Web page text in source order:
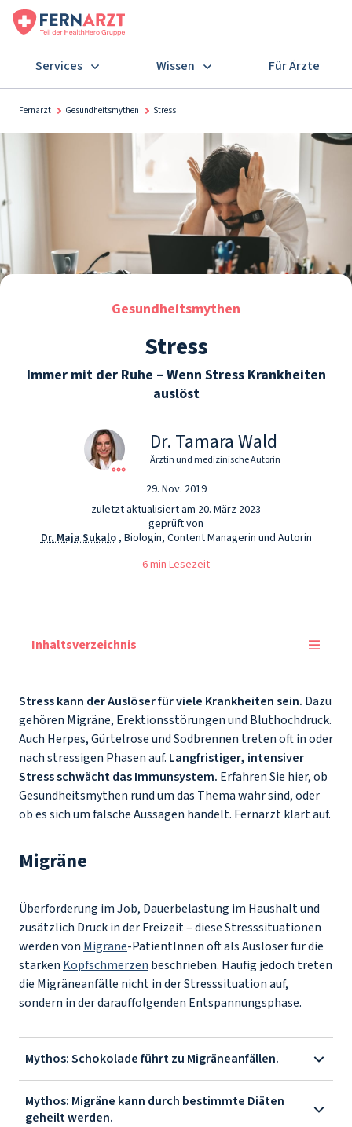
Services Wissen Für Ärzte
Fernarzt Gesundheitsmythen Stress
Gesundheitsmythen
Stress
Immer mit der Ruhe – Wenn Stress Krankheiten
auslöst
Dr. Tamara Wald
Ärztin und medizinische Autorin
29. Nov. 2019
zuletzt aktualisiert am 20. März 2023
geprüft von
Dr. Maja Sukalo, Biologin, Content Managerin und Autorin
6 min Lesezeit
Inhaltsverzeichnis
Stress kann der Auslöser für viele Krankheiten sein. Dazu
gehören Migräne, Erektionsstörungen und Bluthochdruck.
Auch Herpes, Gürtelrose und Sodbrennen treten oft in oder
nach stressigen Phasen auf. Langfristiger, intensiver
Stress schwächt das Immunsystem. Erfahren Sie hier, ob
Gesundheitsmythen rund um das Thema wahr sind, oder
ob es sich um falsche Aussagen handelt. Fernarzt klärt auf.
Migräne
Überforderung im Job, Dauerbelastung im Haushalt und
zusätzlich Druck in der Freizeit – diese Stresssituationen
werden von Migräne-PatientInnen oft als Auslöser für die
starken Kopfschmerzen beschrieben. Häufig jedoch treten
die Migräneanfälle nicht in der Stresssituation auf,
sondern in der darauffolgenden Entspannungsphase.
Mythos: Schokolade führt zu Migräneanfällen.
Mythos: Migräne kann durch bestimmte Diäten
geheilt werden.